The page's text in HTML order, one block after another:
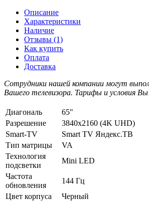
Описание
Характеристики
Наличие
Отзывы (1)
Как купить
Оплата
Доставка
Сотрудники нашей компании могут
Вашего телевизора. Тарифы и условия
Диагональ
65"
Разрешение
3840x2160 (4K UHD)
Smart-TV
Smart TV Яндекс.ТВ
Тип матрицы
VA
Технология
подсветки
Mini LED
Частота
обновления
144 Гц
Цвет корпуса
Черный